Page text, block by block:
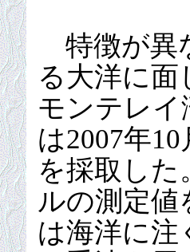
特徴が異
る大洋に
モンテレイ
は2007年
を採取し
ルの測定値
は海洋に注